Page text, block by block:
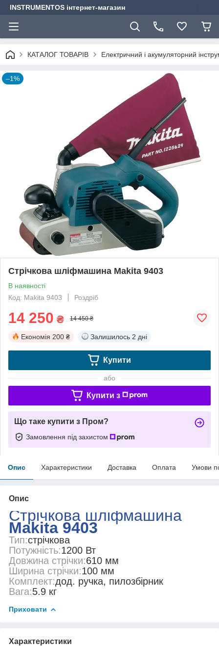
INSTRUMENTOS інтернет-магазин
КАТАЛОГ ТОВАРІВ Електричний і акумуляторний
–1%
Стрічкова шліфмашина Makita 9403
В наявності
Код: Makita 9403
Роздріб
14 250 ₴ 14 450 ₴
Економія 200 ₴ Залишилось 2 дні
Купити
або
Купити з
Що таке купити з Пром?
Замовлення під захистом
Опис Характеристики Доставка Оплата Умови
Опис
Стрічкова шліфмашина
Makita 9403
Тип:стрічкова
Потужність:1200 Вт
Довжина стрічки:610 мм
Ширина стрічки:100 мм
Комплект:дод. ручка, пилозбірник
Вага:5.9 кг
Приховати
Характеристики